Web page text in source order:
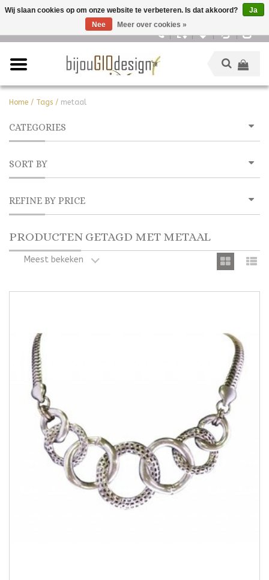
Home / Tags / metaal
CATEGORIES
SORT BY
REFINE BY PRICE
PRODUCTEN GETAGD MET METAAL
Meest bekeken
Wij slaan cookies op om onze website te verbeteren. Is dat akkoord?
Ja
Nee
Meer over cookies »